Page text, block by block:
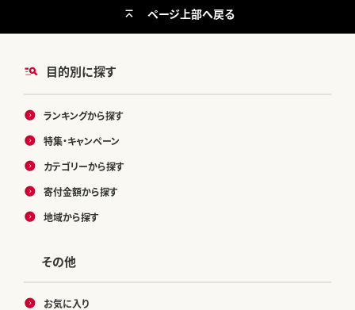
目的別に探す
ランキングから探す
特集・キャンペーン
カテゴリーから探す
寄付金額から探す
地域から探す
その他
お気に入り
ページ上部へ戻る